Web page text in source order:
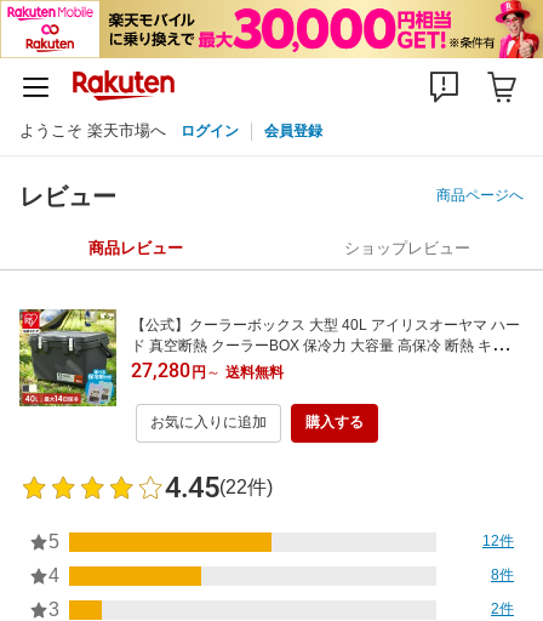
ようこそ 楽天市場へ ログイン 会員登録
レビュー 商品ページへ
商品レビュー ショップレビュー
【公式】クーラーボックス 大型 40L アイリスオーヤマ ハー
ド 真空断熱 クーラーBOX 保冷力 大容量 高保冷 断熱 キャン
プ アウトドア BBQ 災害 節電 釣り 車中泊 海水浴 運動会 HU
GEL VITC-40R
27,280円 ～ 送料無料
お気に入りに追加 購入する
4.45(22件)
5 12件
4 8件
3 2件